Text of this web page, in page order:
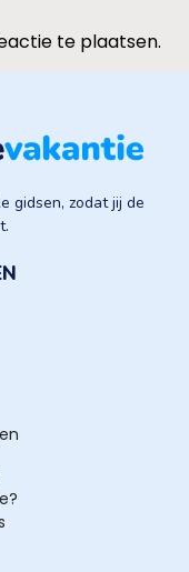
te plaatsen.
gidsen, zodat jij de